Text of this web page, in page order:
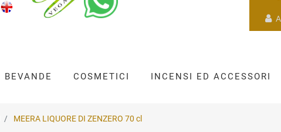
BEVANDE COSMETICI INCENSI ED ACCESSORI
MEERA LIQUORE DI ZENZERO 70 cl